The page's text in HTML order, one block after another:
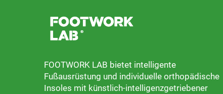
FOOTWORK LAB bietet intelligente
Fußausrüstung und individuelle orthopädische
Insoles mit künstlich-intelligenzgetriebener